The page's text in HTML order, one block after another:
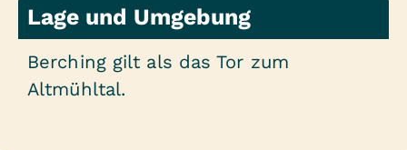
Lage und Umgebung
Berching gilt als das Tor zum
Altmühltal.